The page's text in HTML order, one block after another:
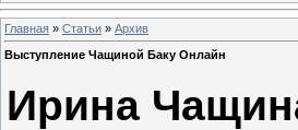
Главная » Статьи » Архив
Выступление Чащиной Баку Онлайн
Ирина